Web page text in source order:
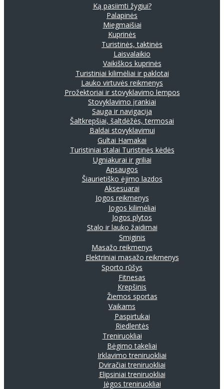
Ką pasiimti žygiui?
Palapinės
Miegmaišiai
Kuprinės
Turistinės, taktinės
Laisvalaikio
Vaikiškos kuprinės
Turistiniai kilimėliai ir paklotai
Lauko virtuvės reikmenys
Prožektoriai ir stovyklavimo lempos
Stovyklavimo įrankiai
Sauga ir navigacija
Šaltkrepšiai, šaltdėžės, termosai
Baldai stovyklavimui
Gultai Hamakai
Turistiniai stalai Turistinės kėdės
Ugniakurai ir griliai
Apsaugos
Šiaurietiško ėjimo lazdos
Aksesuarai
Jogos reikmenys
Jogos kilimėliai
Jogos plytos
Stalo ir lauko žaidimai
Smiginis
Masažo reikmenys
Elektriniai masažo reikmenys
Sporto rūšys
Fitnesas
Krepšinis
Žiemos sportas
Vaikams
Paspirtukai
Riedlentės
Treniruokliai
Bėgimo takeliai
Irklavimo treniruokliai
Dviračiai treniruokliai
Elipsiniai treniruokliai
Jėgos treniruokliai